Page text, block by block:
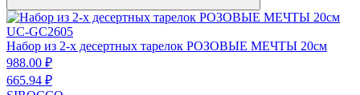
UC-GC2605
Набор из 2-х десертных тарелок РОЗОВЫЕ МЕЧТЫ 20см
988.00 ₽
665.94 ₽